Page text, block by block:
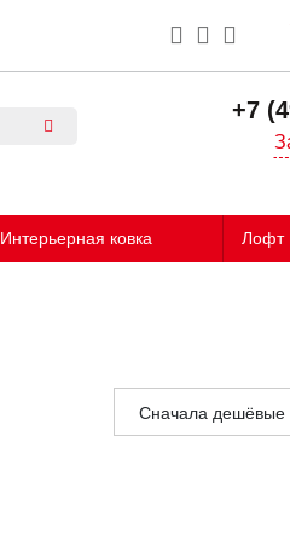
+7
Интерьерная ковка Лофт
Сначала дешёвые